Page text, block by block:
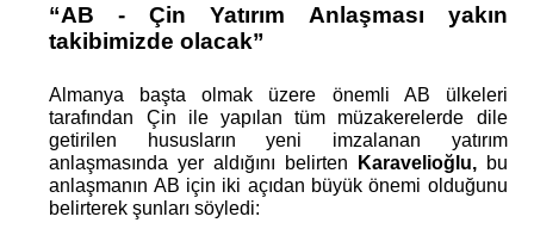
“AB - Çin Yatırım Anlaşması yakın
takibimizde olacak”
Almanya başta olmak üzere önemli AB ülkeleri
tarafından Çin ile yapılan tüm müzakerelerde dile
getirilen hususların yeni imzalanan yatırım
anlaşmasında yer aldığını belirten
Karavelioğlu, bu
anlaşmanın AB için iki açıdan büyük önemi olduğunu
belirterek şunları söyledi: